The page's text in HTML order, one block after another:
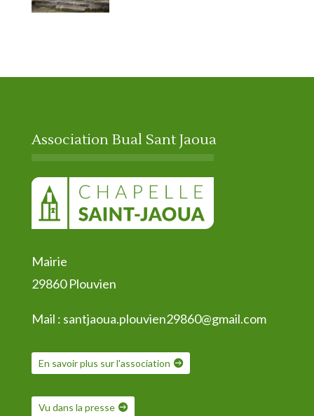
Association Bual Sant Jaoua
Mairie
29860 Plouvien
Mail : santjaoua.plouvien29860@gmail.com
En savoir plus sur l'association
Vu dans la presse